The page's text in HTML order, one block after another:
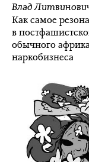
Влад
Как самое
в
обычного
наркобизнеса